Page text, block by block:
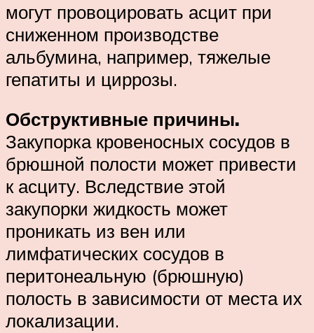
могут провоцировать асцит при
сниженном производстве
альбумина, например, тяжелые
гепатиты и циррозы.
Обструктивные причины.
Закупорка кровеносных сосудов в
брюшной полости может привести
к асциту. Вследствие этой
закупорки жидкость может
проникать из вен или
лимфатических сосудов в
перитонеальную (брюшную)
полость в зависимости от места их
локализации.